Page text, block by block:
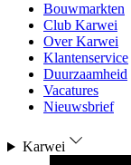
Bouwmarkten
Club Karwei
Over Karwei
Klantenservice
Duurzaamheid
Vacatures
Nieuwsbrief
Karwei